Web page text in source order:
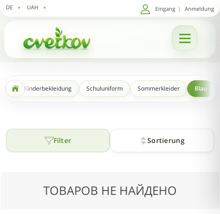
DE UAH Eingang | Anmeldung
Kinderbekleidung Schuluniform Sommerkleider Blau
Filter Sortierung
ТОВАРОВ НЕ НАЙДЕНО